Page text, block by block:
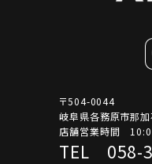
〒504-0044
岐阜県各務原市那
店舗営業時間
TEL 058-